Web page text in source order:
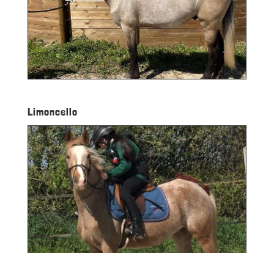
Limoncello